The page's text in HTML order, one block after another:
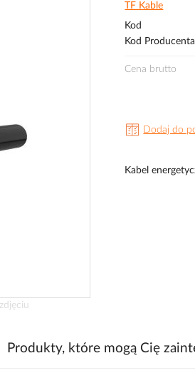
TF Kable
Kod
Kod Producenta
Cena brutto
Dodaj do
Kabel
Produkty, które mogą Cię